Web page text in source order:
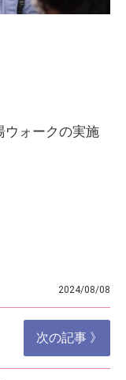
ウォークの実施
2024/08/08
次の記事 》